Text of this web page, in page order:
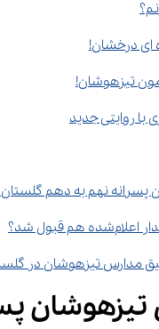
ای درخشان!
تیزهوشان!
پسرانه نهم به دهم
تیزهوشان